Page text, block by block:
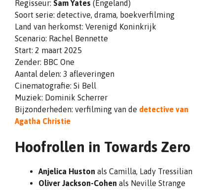
Regisseur: Sam Yates (Engeland)
Soort serie: detective, drama, boekverfilming
Land van herkomst: Verenigd Koninkrijk
Scenario: Rachel Bennette
Start: 2 maart 2025
Zender: BBC One
Aantal delen: 3 afleveringen
Cinematografie: Si Bell
Muziek: Dominik Scherrer
Bijzonderheden: verfilming van de detective van
Agatha Christie
Hoofrollen in Towards Zero
Anjelica Huston als Camilla, Lady Tressilian
Oliver Jackson-Cohen als Neville Strange